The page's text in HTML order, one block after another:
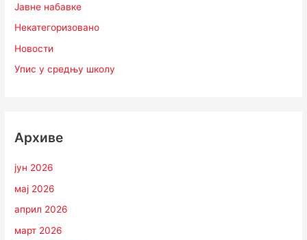
Јавне набавке
Некатегоризовано
Новости
Упис у средњу школу
Архиве
јун 2026
мај 2026
април 2026
март 2026